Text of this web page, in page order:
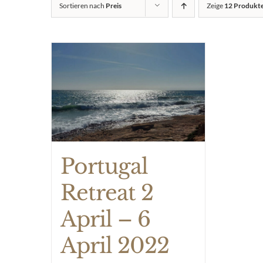
Sortieren nach Preis Zeige 12
Portugal
Retreat 2
April – 6
April 2022